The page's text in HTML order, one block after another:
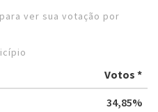
ver sua votação por
Votos *
34,85%